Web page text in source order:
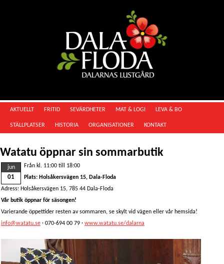
AKTUELLT FRITID SEVÄRDHETER MAT & LOGI LEVA & BO
STÄLLPLATSER HISTORIA ORGANISATIONER KONTAKT
Watatu öppnar sin sommarbutik
jun
01
Från kl. 11:00 till 18:00
Plats: Holsåkersvägen 15, Dala-Floda
Adress: Holsåkersvägen 15, 785 44 Dala-Floda
Vår butik öppnar för säsongen!
Varierande öppettider resten av sommaren, se skylt vid vägen eller vår hemsida!
info@watatu.se · 070-694 00 79 · www.watatu.se/dalarna